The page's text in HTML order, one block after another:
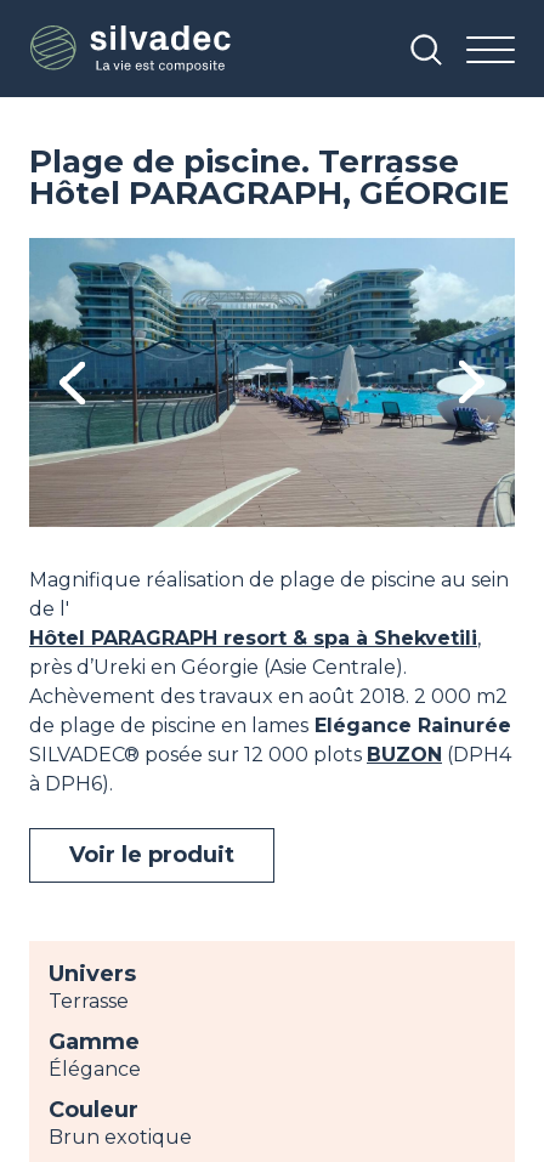
contenu
Plage de piscine. Terrasse
Hôtel PARAGRAPH, GÉORGIE
Previous
Image
Next
Magnifique réalisation de plage de piscine au sein
de l'
Hôtel PARAGRAPH resort & spa à Shekvetili,
près d’Ureki en Géorgie (Asie Centrale).
Achèvement des travaux en août 2018. 2 000 m2
de plage de piscine en lames Elégance Rainurée
SILVADEC® posée sur 12 000 plots BUZON (DPH4
à DPH6).
Voir le produit
Univers
Terrasse
Gamme
Élégance
Couleur
Brun exotique